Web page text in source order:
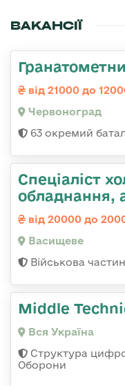
ВАКАНСІЇ
від 21000 до
Червоноград
63 окремий
Спеціаліст
обладнання,
від 20000 до
Васищеве
Військова
Middle
Вся Україна
Структура
Оборони